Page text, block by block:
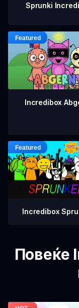
Sprunki
Incredibox
Incredibox
Повеќе